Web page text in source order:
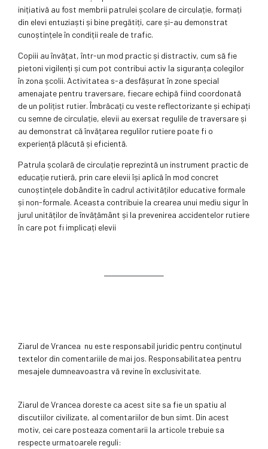
inițiativă au fost membrii patrulei școlare de circulație, formați
din elevi entuziaști și bine pregătiți, care și-au demonstrat
cunoștințele în condiții reale de trafic.
Copiii au învățat, într-un mod practic și distractiv, cum să fie
pietoni vigilenți și cum pot contribui activ la siguranța colegilor
în zona școlii. Activitatea s-a desfășurat în zone special
amenajate pentru traversare, fiecare echipă fiind coordonată
de un polițist rutier. Îmbrăcați cu veste reflectorizante și echipați
cu semne de circulație, elevii au exersat regulile de traversare și
au demonstrat că învățarea regulilor rutiere poate fi o
experiență plăcută și eficientă.
Patrula școlară de circulație reprezintă un instrument practic de
educație rutieră, prin care elevii își aplică în mod concret
cunoștințele dobândite în cadrul activităților educative formale
și non-formale. Aceasta contribuie la crearea unui mediu sigur în
jurul unităților de învățământ și la prevenirea accidentelor rutiere
în care pot fi implicați elevii
Ziarul de Vrancea nu este responsabil juridic pentru conţinutul
textelor din comentariile de mai jos. Responsabilitatea pentru
mesajele dumneavoastra vă revine în exclusivitate.
Ziarul de Vrancea doreste ca acest site sa fie un spatiu al
discutiilor civilizate, al comentariilor de bun simt. Din acest
motiv, cei care posteaza comentarii la articole trebuie sa
respecte urmatoarele reguli: